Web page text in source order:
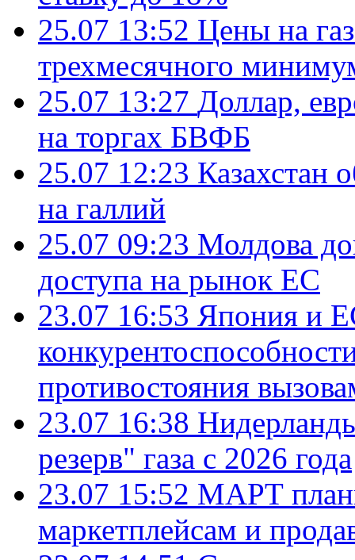
25.07 13:52 Цены на
трехмесячного
25.07 13:27 Доллар,
на торгах БВФБ
25.07 12:23 Казахстан
на галлий
25.07 09:23 Молдова
доступа на рынок ЕС
23.07 16:53 Япония и
противостояния
23.07 16:38
резерв" газа с 2026 года
23.07 15:52 МАРТ
маркетплейсам и